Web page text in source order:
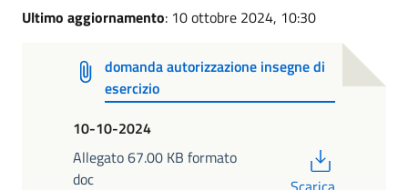
Ultimo aggiornamento: 10 ottobre 2024, 10:30
domanda autorizzazione insegne di
esercizio
10-10-2024
Allegato 67.00 KB formato
doc